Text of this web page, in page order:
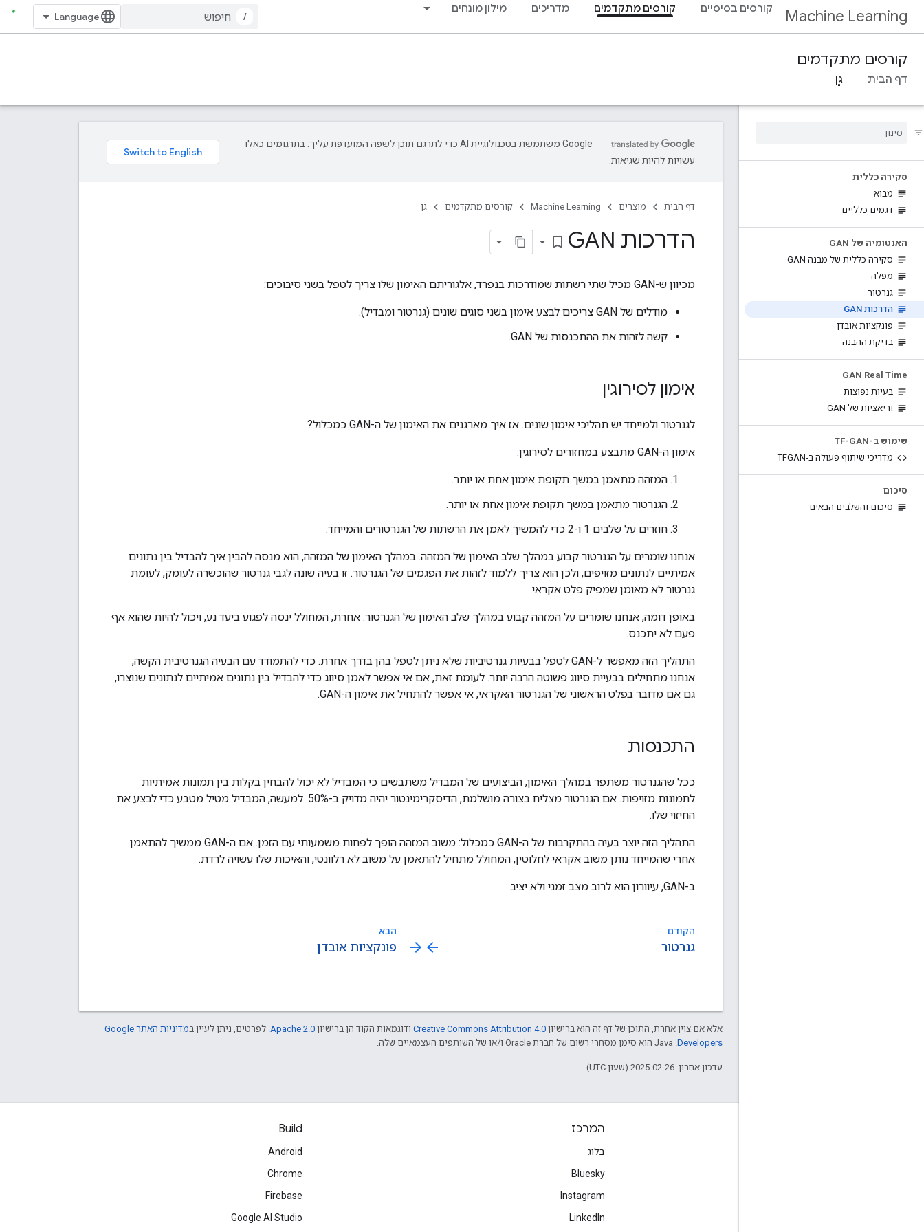
Machine Learning קורסים בסיסיים קורסים מתקדמים מדריכים מילון מונחים
/
קורסים מתקדמים
דף הבית גן
סקירה כללית
מבוא
דגמים כלליים
האנטומיה של GAN
סקירה כללית של מבנה GAN
מפלה
גנרטור
הדרכות GAN
פונקציות אובדן
בדיקת ההבנה
GAN Real Time
בעיות נפוצות
וריאציות של GAN
שימוש ב-TF-GAN
מדריכי שיתוף פעולה ב-TFGAN
סיכום
סיכום והשלבים הבאים
‫Google משתמשת בטכנולוגיית AI כדי לתרגם תוכן לשפה המועדפת עליך. בתרגומים כאלו
עשויות להיות שגיאות.
דף הבית מוצרים Machine Learning קורסים מתקדמים גן
הדרכות GAN bookmark_border
מכיוון ש-GAN מכיל שתי רשתות שמודרכות בנפרד, אלגוריתם האימון שלו צריך לטפל בשני סיבוכים:
מודלים של GAN צריכים לבצע אימון בשני סוגים שונים (גנרטור ומבדיל).
קשה לזהות את ההתכנסות של GAN.
אימון לסירוגין
לגנרטור ולמייחד יש תהליכי אימון שונים. אז איך מארגנים את האימון של ה-GAN כמכלול?
אימון ה-GAN מתבצע במחזורים לסירוגין:
המזהה מתאמן במשך תקופת אימון אחת או יותר.
הגנרטור מתאמן במשך תקופת אימון אחת או יותר.
חוזרים על שלבים 1 ו-2 כדי להמשיך לאמן את הרשתות של הגנרטורים והמייחד.
אנחנו שומרים על הגנרטור קבוע במהלך שלב האימון של המזהה. במהלך האימון של המזהה, הוא מנסה להבין איך להבדיל בין נתונים
אמיתיים לנתונים מזויפים, ולכן הוא צריך ללמוד לזהות את הפגמים של הגנרטור. זו בעיה שונה לגבי גנרטור שהוכשרה לעומק, לעומת
גנרטור לא מאומן שמפיק פלט אקראי.
באופן דומה, אנחנו שומרים על המזהה קבוע במהלך שלב האימון של הגנרטור. אחרת, המחולל ינסה לפגוע ביעד נע, ויכול להיות שהוא אף
פעם לא יתכנס.
התהליך הזה מאפשר ל-GAN לטפל בבעיות גנרטיביות שלא ניתן לטפל בהן בדרך אחרת. כדי להתמודד עם הבעיה הגנרטיבית הקשה,
אנחנו מתחילים בבעיית סיווג פשוטה הרבה יותר. לעומת זאת, אם אי אפשר לאמן סיווג כדי להבדיל בין נתונים אמיתיים לנתונים שנוצרו,
גם אם מדובר בפלט הראשוני של הגנרטור האקראי, אי אפשר להתחיל את אימון ה-GAN.
התכנסות
ככל שהגנרטור משתפר במהלך האימון, הביצועים של המבדיל משתבשים כי המבדיל לא יכול להבחין בקלות בין תמונות אמיתיות
לתמונות מזויפות. אם הגנרטור מצליח בצורה מושלמת, הדיסקרימינטור יהיה מדויק ב-50%. למעשה, המבדיל מטיל מטבע כדי לבצע את
החיזוי שלו.
התהליך הזה יוצר בעיה בהתקרבות של ה-GAN כמכלול: משוב המזהה הופך לפחות משמעותי עם הזמן. אם ה-GAN ממשיך להתאמן
אחרי שהמייחד נותן משוב אקראי לחלוטין, המחולל מתחיל להתאמן על משוב לא רלוונטי, והאיכות שלו עשויה לרדת.
ב-GAN, עיוורון הוא לרוב מצב זמני ולא יציב.
הקודם
arrow_back גנרטור
הבא
פונקציות אובדן arrow_forward
אלא אם צוין אחרת, התוכן של דף זה הוא ברישיון Creative Commons Attribution 4.0 ודוגמאות הקוד הן ברישיון Apache 2.0 . לפרטים, ניתן לעיין ב
מדיניות האתר Google
Developers‏
עדכון אחרון: 2025-02-26 (שעון UTC).
המרכז
בלוג
Bluesky
Instagram
LinkedIn
Build
Android
Chrome
Firebase
Google AI Studio